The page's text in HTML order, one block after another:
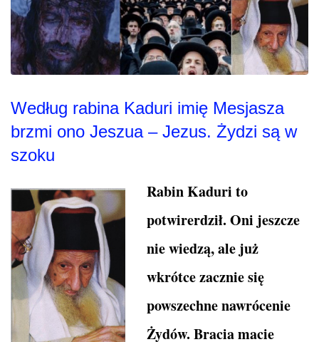
Według rabina Kaduri imię Mesjasza
brzmi ono Jeszua – Jezus. Żydzi są w
szoku
Rabin Kaduri to
potwirerdził. Oni jeszcze
nie wiedzą, ale już
wkrótce zacznie się
powszechne nawrócenie
Żydów. Bracia macie